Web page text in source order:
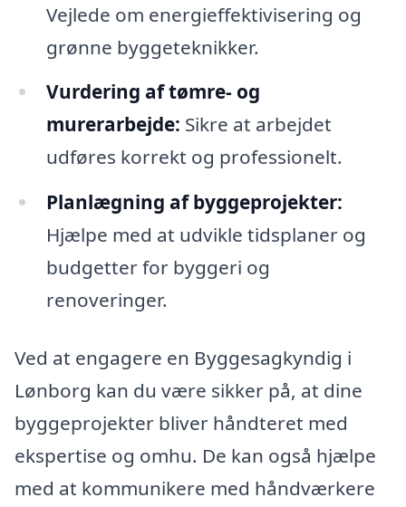
Vejlede om energieffektivisering og
grønne byggeteknikker.
Vurdering af tømre- og
murerarbejde: Sikre at arbejdet
udføres korrekt og professionelt.
Planlægning af byggeprojekter:
Hjælpe med at udvikle tidsplaner og
budgetter for byggeri og
renoveringer.
Ved at engagere en Byggesagkyndig i
Lønborg kan du være sikker på, at dine
byggeprojekter bliver håndteret med
ekspertise og omhu. De kan også hjælpe
med at kommunikere med håndværkere